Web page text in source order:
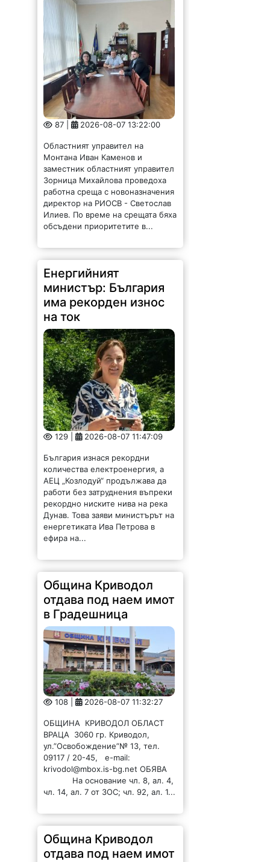
87 | 2026-08-07 13:22:00
Областният управител на
Монтана Иван Каменов и
заместник областният управител
Зорница Михайлова проведоха
работна среща с новоназначения
директор на РИОСВ - Светослав
Илиев. По време на срещата бяха
обсъдени приоритетите в...
Енергийният
министър: България
има рекорден износ
на ток
129 | 2026-08-07 11:47:09
България изнася рекордни
количества електроенергия, а
АЕЦ „Козлодуй“ продължава да
работи без затруднения въпреки
рекордно ниските нива на река
Дунав. Това заяви министърът на
енергетиката Ива Петрова в
ефира на...
Община Криводол
отдава под наем имот
в Градешница
108 | 2026-08-07 11:32:27
ОБЩИНА КРИВОДОЛ ОБЛАСТ
ВРАЦА 3060 гр. Криводол,
ул.”Освобождение”№ 13, тел.
09117 / 20-45, e-mail:
krivodol@mbox.is-bg.net ОБЯВА
На основание чл. 8, ал. 4,
чл. 14, ал. 7 от ЗОС; чл. 92, ал. 1...
Община Криводол
отдава под наем имот